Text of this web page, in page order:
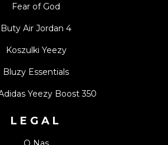
Fear of God
Buty Air Jordan 4
Koszulki Yeezy
Bluzy Essentials
Yeezy Boost 350
LEGAL